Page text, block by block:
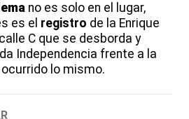
no es solo en el lugar,
es el registro de la Enrique
C que se desborda y
Independencia frente a la
lo mismo.